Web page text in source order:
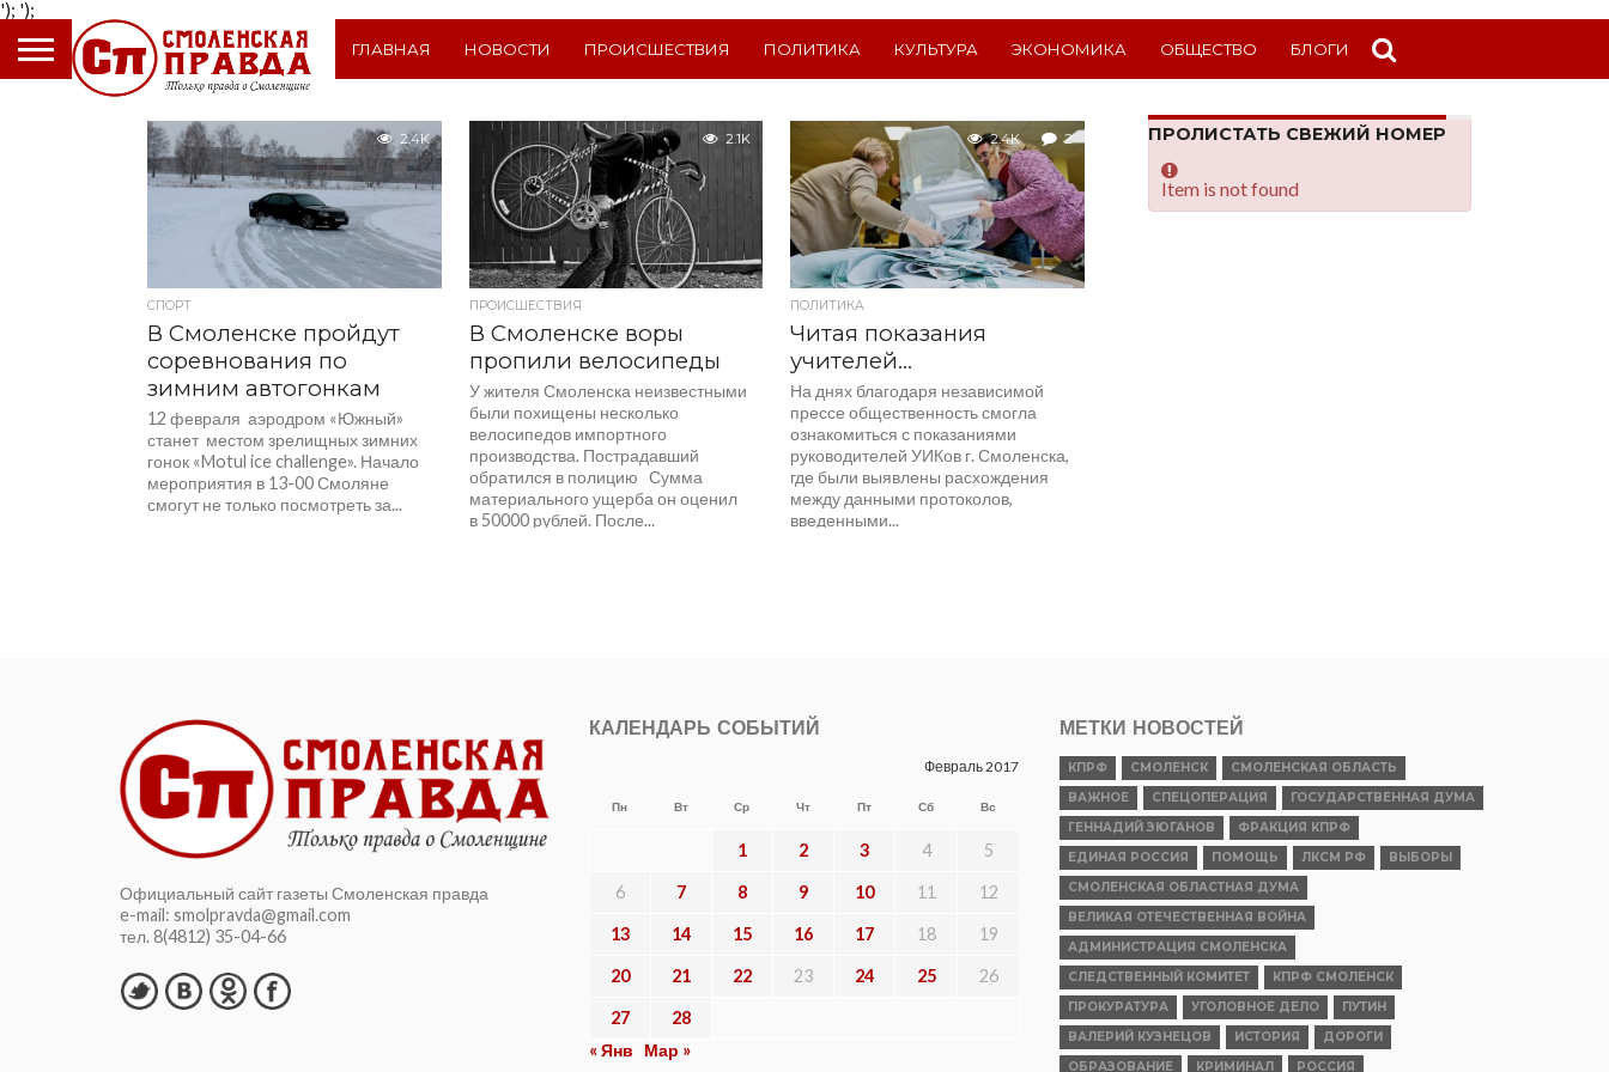
');
ГЛАВНАЯ НОВОСТИ ПРОИСШЕСТВИЯ ПОЛИТИКА КУЛЬТУРА ЭКОНОМИКА ОБЩЕСТВО БЛОГИ
2.4K
СПОРТ
В Смоленске пройдут
соревнования по
зимним автогонкам
12 февраля аэродром «Южный»
станет местом зрелищных зимних
гонок «Motul ice challenge». Начало
мероприятия в 13-00 Смоляне
смогут не только посмотреть за...
2.1K
ПРОИСШЕСТВИЯ
В Смоленске воры
пропили велосипеды
У жителя Смоленска неизвестными
были похищены несколько
велосипедов импортного
производства. Пострадавший
обратился в полицию Сумма
материального ущерба он оценил
в 50000 рублей. После...
2.4K 2
ПОЛИТИКА
Читая показания
учителей…
На днях благодаря независимой
прессе общественность смогла
ознакомиться с показаниями
руководителей УИКов г. Смоленска,
где были выявлены расхождения
между данными протоколов,
введенными...
ПРОЛИСТАТЬ СВЕЖИЙ НОМЕР
Item is not found
Официальный сайт газеты Смоленская правда
e-mail: smolpravda@gmail.com
тел. 8(4812) 35-04-66
КАЛЕНДАРЬ СОБЫТИЙ
Февраль 2017
Пн Вт Ср Чт Пт Сб Вс
1 2 3 4 5
6 7 8 9 10 11 12
13 14 15 16 17 18 19
20 21 22 23 24 25 26
27
28
« Янв
Мар »
МЕТКИ НОВОСТЕЙ
КПРФ СМОЛЕНСК
СМОЛЕНСКАЯ ОБЛАСТЬ
ВАЖНОЕ
СПЕЦОПЕРАЦИЯ
ГОСУДАРСТВЕННАЯ ДУМА
ГЕННАДИЙ ЗЮГАНОВ
ФРАКЦИЯ КПРФ
ЕДИНАЯ РОССИЯ
ПОМОЩЬ ЛКСМ РФ
ВЫБОРЫ
СМОЛЕНСКАЯ ОБЛАСТНАЯ ДУМА
ВЕЛИКАЯ ОТЕЧЕСТВЕННАЯ ВОЙНА
АДМИНИСТРАЦИЯ СМОЛЕНСКА
СЛЕДСТВЕННЫЙ КОМИТЕТ
КПРФ СМОЛЕНСК
ПРОКУРАТУРА
УГОЛОВНОЕ ДЕЛО
ПУТИН
ВАЛЕРИЙ КУЗНЕЦОВ
ИСТОРИЯ
ДОРОГИ
ОБРАЗОВАНИЕ
КРИМИНАЛ РОССИЯ
');